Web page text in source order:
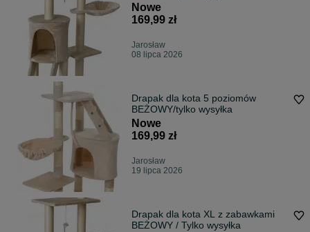
Nowe
169,99 zł
Jarosław
08 lipca 2026
Drapak dla kota 5 poziomów
BEŻOWY/tylko wysyłka
Nowe
169,99 zł
Jarosław
19 lipca 2026
Drapak dla kota XL z zabawkami
BEŻOWY / Tylko wysyłka